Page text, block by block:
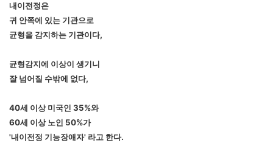
내이전정은
귀 안쪽에 있는 기관으로
균형을 감지하는 기관이다,
균형감지에 이상이 생기니
잘 넘어질 수밖에 없다,
40세 이상 미국인 35%와
60세 이상 노인 50%가
'내이전정 기능장애자' 라고 한다.